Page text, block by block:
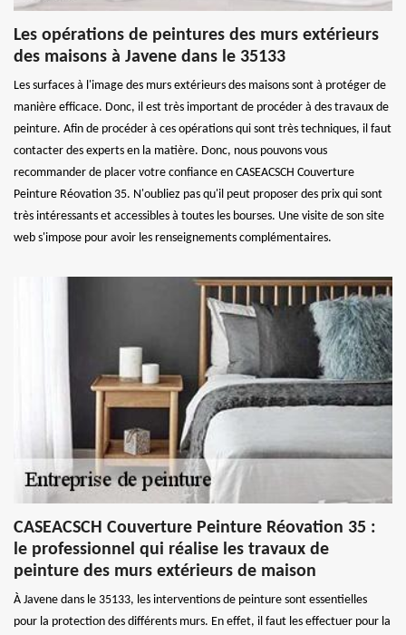
Les opérations de peintures des murs extérieurs
des maisons à Javene dans le 35133
Les surfaces à l'image des murs extérieurs des maisons sont à protéger de
manière efficace. Donc, il est très important de procéder à des travaux de
peinture. Afin de procéder à ces opérations qui sont très techniques, il faut
contacter des experts en la matière. Donc, nous pouvons vous
recommander de placer votre confiance en CASEACSCH Couverture
Peinture Réovation 35. N'oubliez pas qu'il peut proposer des prix qui sont
très intéressants et accessibles à toutes les bourses. Une visite de son site
web s'impose pour avoir les renseignements complémentaires.
CASEACSCH Couverture Peinture Réovation 35 :
le professionnel qui réalise les travaux de
peinture des murs extérieurs de maison
À Javene dans le 35133, les interventions de peinture sont essentielles
pour la protection des différents murs. En effet, il faut les effectuer pour la